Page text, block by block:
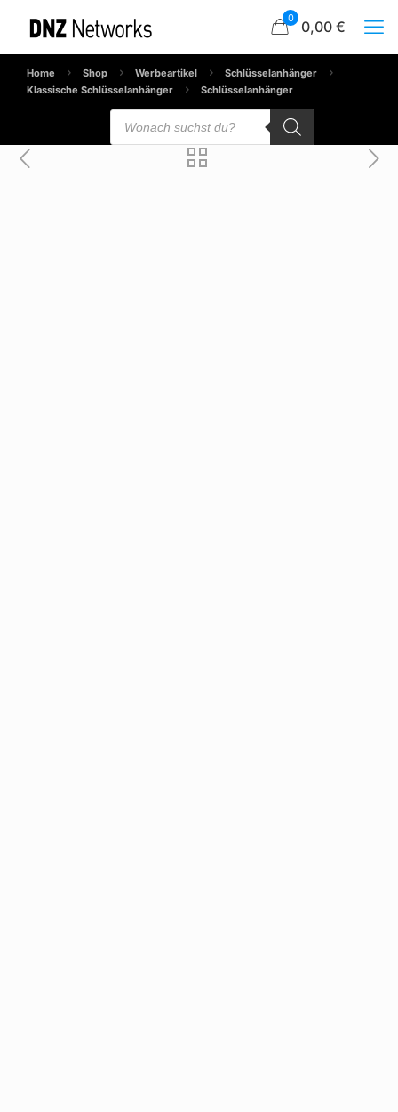
0 0,00 €
Home Shop Werbeartikel
Schlüsselanhänger
Klassische Schlüsselanhänger
Schlüsselanhänger
Products
search